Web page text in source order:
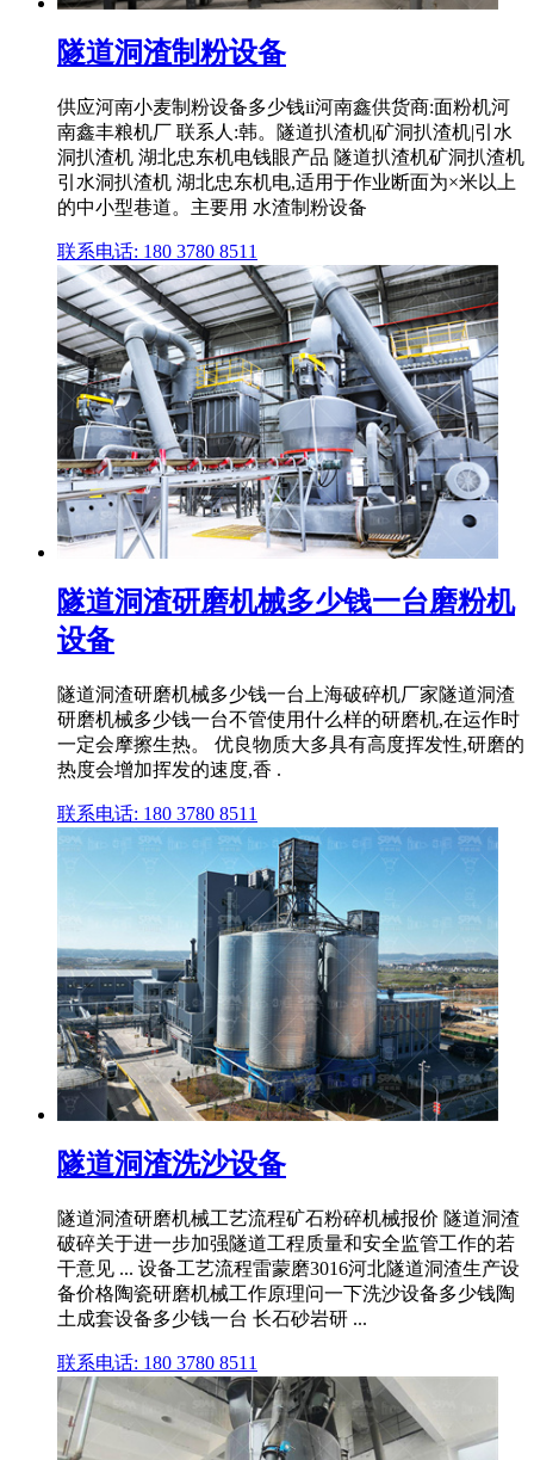
隧道洞渣制粉设备
供应河南小麦制粉设备多少钱ii河南鑫供货商:面粉机河
南鑫丰粮机厂 联系人:韩。隧道扒渣机|矿洞扒渣机|引水
洞扒渣机 湖北忠东机电钱眼产品 隧道扒渣机矿洞扒渣机
引水洞扒渣机 湖北忠东机电,适用于作业断面为×米以上
的中小型巷道。主要用 水渣制粉设备
联系电话: 180 3780 8511
隧道洞渣研磨机械多少钱一台磨粉机
设备
隧道洞渣研磨机械多少钱一台上海破碎机厂家隧道洞渣
研磨机械多少钱一台不管使用什么样的研磨机,在运作时
一定会摩擦生热。 优良物质大多具有高度挥发性,研磨的
热度会增加挥发的速度,香 .
联系电话: 180 3780 8511
隧道洞渣洗沙设备
隧道洞渣研磨机械工艺流程矿石粉碎机械报价 隧道洞渣
破碎关于进一步加强隧道工程质量和安全监管工作的若
干意见 ... 设备工艺流程雷蒙磨3016河北隧道洞渣生产设
备价格陶瓷研磨机械工作原理问一下洗沙设备多少钱陶
土成套设备多少钱一台 长石砂岩研 ...
联系电话: 180 3780 8511